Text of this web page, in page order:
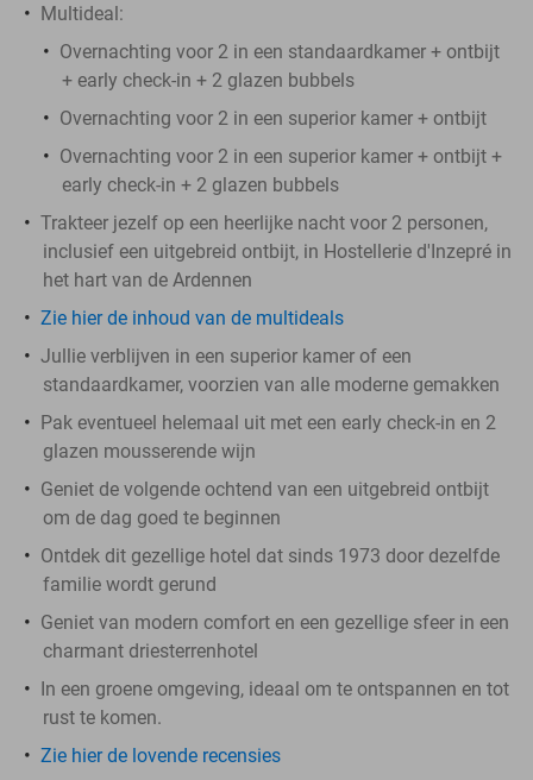
Multideal:
Overnachting voor 2 in een standaardkamer + ontbijt
+ early check-in + 2 glazen bubbels
Overnachting voor 2 in een superior kamer + ontbijt
Overnachting voor 2 in een superior kamer + ontbijt +
early check-in + 2 glazen bubbels
Trakteer jezelf op een heerlijke nacht voor 2 personen,
inclusief een uitgebreid ontbijt, in Hostellerie d'Inzepré in
het hart van de Ardennen
Zie hier de inhoud van de multideals
Jullie verblijven in een superior kamer of een
standaardkamer, voorzien van alle moderne gemakken
Pak eventueel helemaal uit met een early check-in en 2
glazen mousserende wijn
Geniet de volgende ochtend van een uitgebreid ontbijt
om de dag goed te beginnen
Ontdek dit gezellige hotel dat sinds 1973 door dezelfde
familie wordt gerund
Geniet van modern comfort en een gezellige sfeer in een
charmant driesterrenhotel
In een groene omgeving, ideaal om te ontspannen en tot
rust te komen.
Zie hier de lovende recensies